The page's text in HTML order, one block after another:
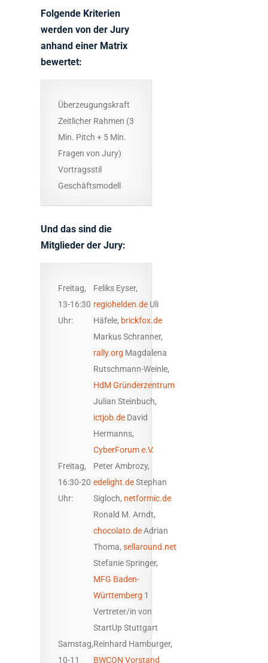
Folgende Kriterien
werden von der Jury
anhand einer Matrix
bewertet:
Überzeugungskraft
Zeitlicher Rahmen (3
Min. Pitch + 5 Min.
Fragen von Jury)
Vortragsstil
Geschäftsmodell
Und das sind die
Mitglieder der Jury:
Freitag,
13-16:30
Uhr:
Feliks Eyser,
regiohelden.de Uli
Häfele, brickfox.de
Markus Schranner,
rally.org Magdalena
Rutschmann-Weinle,
HdM Gründerzentrum
Julian Steinbuch,
ictjob.de David
Hermanns,
CyberForum e.V.
Freitag,
16:30-20
Uhr:
Peter Ambrozy,
edelight.deStephan
Sigloch, netformic.de
Ronald M. Arndt,
chocolato.deAdrian
Thoma,sellaround.net
Stefanie Springer,
MFG Baden-
Württemberg 1
Vertreter/in von
StartUp Stuttgart
Samstag,
10-11
Reinhard Hamburger,
BWCON Vorstand